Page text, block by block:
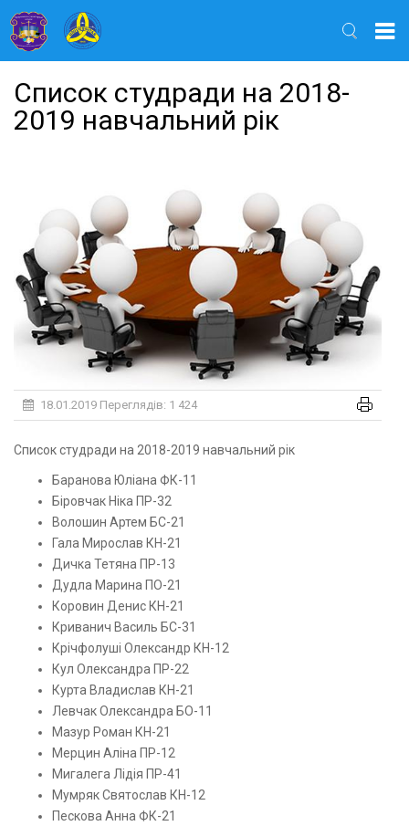
Список студради на 2018-
2019 навчальний рік
18.01.2019 Переглядів: 1 424
Список студради на 2018-2019 навчальний рік
Баранова Юліана ФК-11
Біровчак Ніка ПР-32
Волошин Артем БС-21
Гала Мирослав КН-21
Дичка Тетяна ПР-13
Дудла Марина ПО-21
Коровин Денис КН-21
Криванич Василь БС-31
Крічфолуші Олександр КН-12
Кул Олександра ПР-22
Курта Владислав КН-21
Левчак Олександра БО-11
Мазур Роман КН-21
Мерцин Аліна ПР-12
Мигалега Лідія ПР-41
Мумряк Святослав КН-12
Пескова Анна ФК-21